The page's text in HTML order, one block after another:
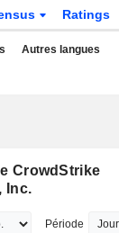
Ratings
Autres langues
CrowdStrike
Inc.
Période